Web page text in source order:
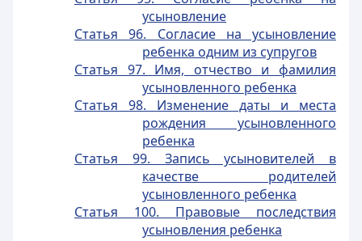
усыновление
Статья 96. Согласие на усыновление
ребенка одним из супругов
Статья 97. Имя, отчество и фамилия
усыновленного ребенка
Статья 98. Изменение даты и места
рождения усыновленного
ребенка
Статья 99. Запись усыновителей в
качестве родителей
усыновленного ребенка
Статья 100. Правовые последствия
усыновления ребенка